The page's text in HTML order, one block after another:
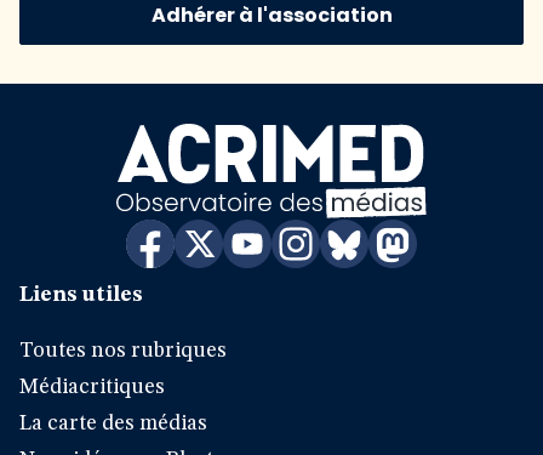
Adhérer à l'association
Liens utiles
Toutes nos rubriques
Médiacritiques
La carte des médias